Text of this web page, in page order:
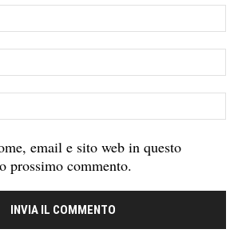
email e sito web in questo
prossimo commento.